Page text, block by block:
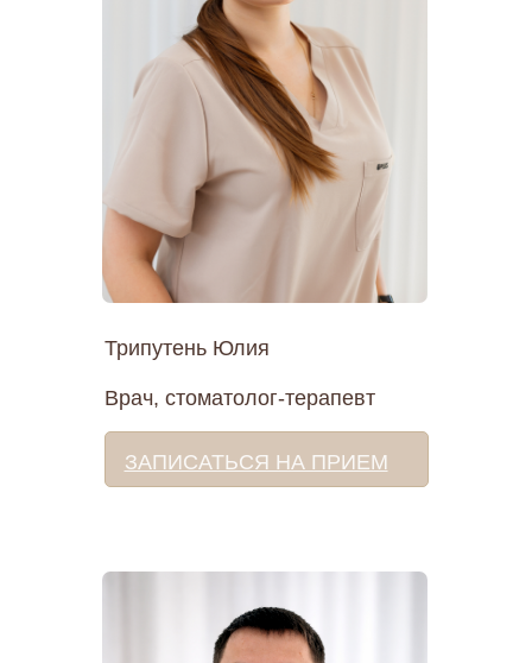
Трипутень Юлия
Врач, стоматолог-терапевт
ЗАПИСАТЬСЯ НА ПРИЕМ